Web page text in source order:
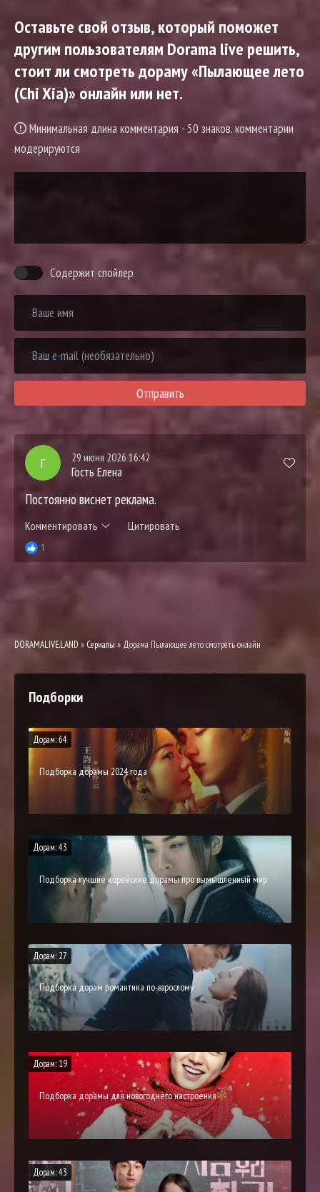
Оставьте свой отзыв, который поможет
другим пользователям Dorama live решить,
стоит ли смотреть дораму «Пылающее лето
(Chi Xia)» онлайн или нет.
Минимальная длина комментария - 50 знаков. комментарии
модерируются
Содержит спойлер
Отправить
Г 29 июня 2026 16:42
Гость Елена
Постоянно виснет реклама.
Комментировать Цитировать
1
DORAMALIVE.LAND » Сериалы » Дорама Пылающее лето смотреть онлайн
Подборки
Дорам: 64
Подборка дорамы 2024 года
Дорам: 43
Подборка лучшие корейские дорамы про вымышленный мир
Дорам: 27
Подборка дорам романтика по-взрослому
Дорам: 19
Подборка дорамы для новогоднего настроения
Дорам: 43